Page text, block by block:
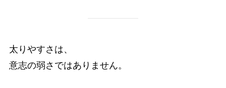
太りやすさは、
意志の弱さではありません。